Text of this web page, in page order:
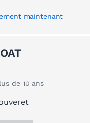
maintenant
de 10 ans